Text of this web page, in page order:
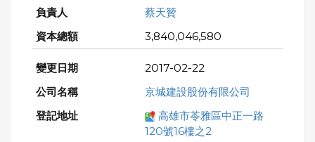
蔡天贊
3,840,046,580
2017-02-22
京城建設股份有限公司
高雄市苓雅區中正一路
120號16樓之2